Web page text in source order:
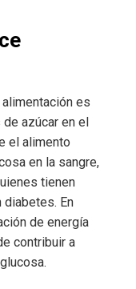
alimentación es
azúcar en el
el alimento
en la sangre,
tienen
diabetes. En
de energía
contribuir a